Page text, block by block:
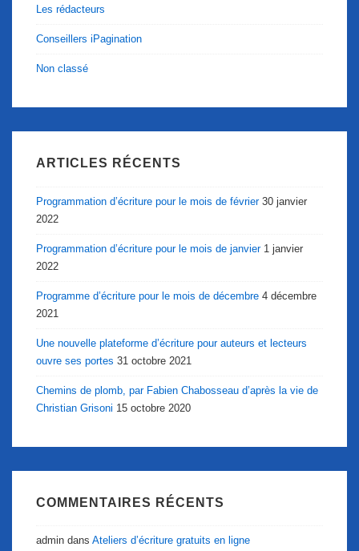
Les rédacteurs
Conseillers iPagination
Non classé
ARTICLES RÉCENTS
Programmation d’écriture pour le mois de février 30 janvier
2022
Programmation d’écriture pour le mois de janvier 1 janvier
2022
Programme d’écriture pour le mois de décembre 4 décembre
2021
Une nouvelle plateforme d’écriture pour auteurs et lecteurs
ouvre ses portes 31 octobre 2021
Chemins de plomb, par Fabien Chabosseau d’après la vie de
Christian Grisoni 15 octobre 2020
COMMENTAIRES RÉCENTS
admin dans Ateliers d’écriture gratuits en ligne